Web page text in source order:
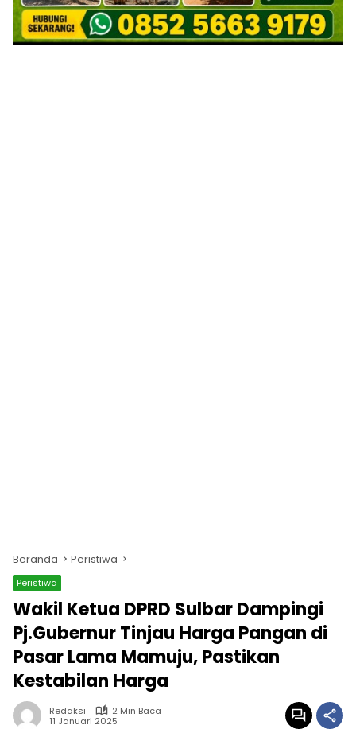
Beranda Peristiwa
Peristiwa
Wakil Ketua DPRD Sulbar Dampingi
Pj.Gubernur Tinjau Harga Pangan di
Pasar Lama Mamuju, Pastikan
Kestabilan Harga
Redaksi
2 Min Baca
11 Januari 2025